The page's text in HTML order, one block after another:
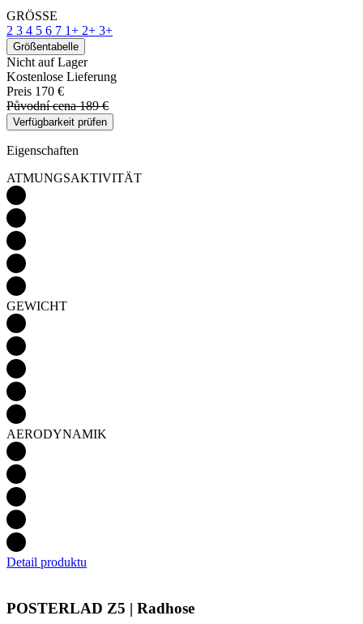
GRÖSSE
2 3 4 5 6 7 1+ 2+ 3+
Größentabelle
Nicht auf Lager
Kostenlose Lieferung
Preis 170 €
Původní cena189 €
Verfügbarkeit prüfen
Eigenschaften
ATMUNGSAKTIVITÄT
GEWICHT
AERODYNAMIK
Detail produktu
POSTERLAD Z5 | Radhose